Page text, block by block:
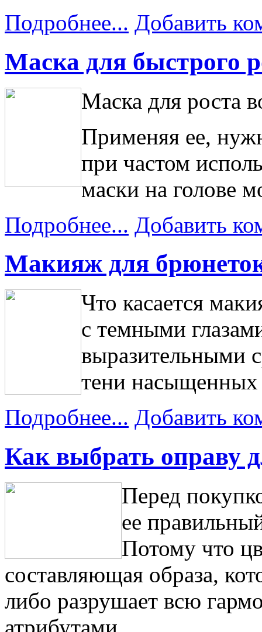
Подробнее... Добавить
Маска для быстрого
Маска для роста
Применяя ее,
при частом
маски на голове
Подробнее... Добавить
Макияж для
Что касается
с темными
выразительными
тени насыщенных
Подробнее... Добавить
Как выбрать оправу
Перед
ее
Потому что
составляющая образа,
либо разрушает всю